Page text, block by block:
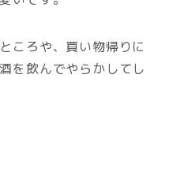
ころや、買い物帰りに
を飲んでやらかしてし